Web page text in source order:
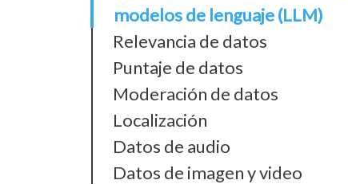
modelos de lenguaje (LLM)
Relevancia de datos
Puntaje de datos
Moderación de datos
Localización
Datos de audio
Datos de imagen y video